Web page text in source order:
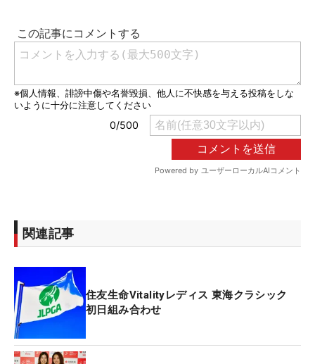
関連記事
住友生命Vitalityレディス 東海クラシック
初日組み合わせ